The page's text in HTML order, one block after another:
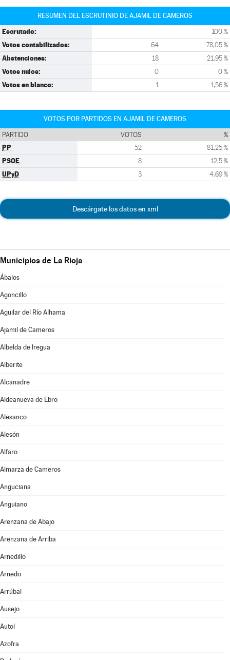
RESUMEN DEL ESCRUTINIO DE AJAMIL DE CAMEROS
Escrutado: 100 %
Votos contabilizados: 64 78,05 %
Abstenciones: 18 21,95 %
Votos nulos: 0 0 %
Votos en blanco: 1 1,56 %
VOTOS POR PARTIDOS EN AJAMIL DE CAMEROS
PARTIDO VOTOS %
PP 52 81,25 %
PSOE 8 12,5 %
UPyD 3 4,69 %
Descárgate los datos en xml
Municipios de La Rioja
Ábalos
Agoncillo
Aguilar del Río Alhama
Ajamil de Cameros
Albelda de Iregua
Alberite
Alcanadre
Aldeanueva de Ebro
Alesanco
Alesón
Alfaro
Almarza de Cameros
Anguciana
Anguiano
Arenzana de Abajo
Arenzana de Arriba
Arnedillo
Arnedo
Arrúbal
Ausejo
Autol
Azofra